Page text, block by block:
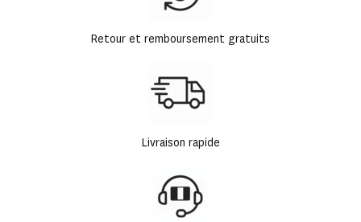
Retour et remboursement gratuits
Livraison rapide